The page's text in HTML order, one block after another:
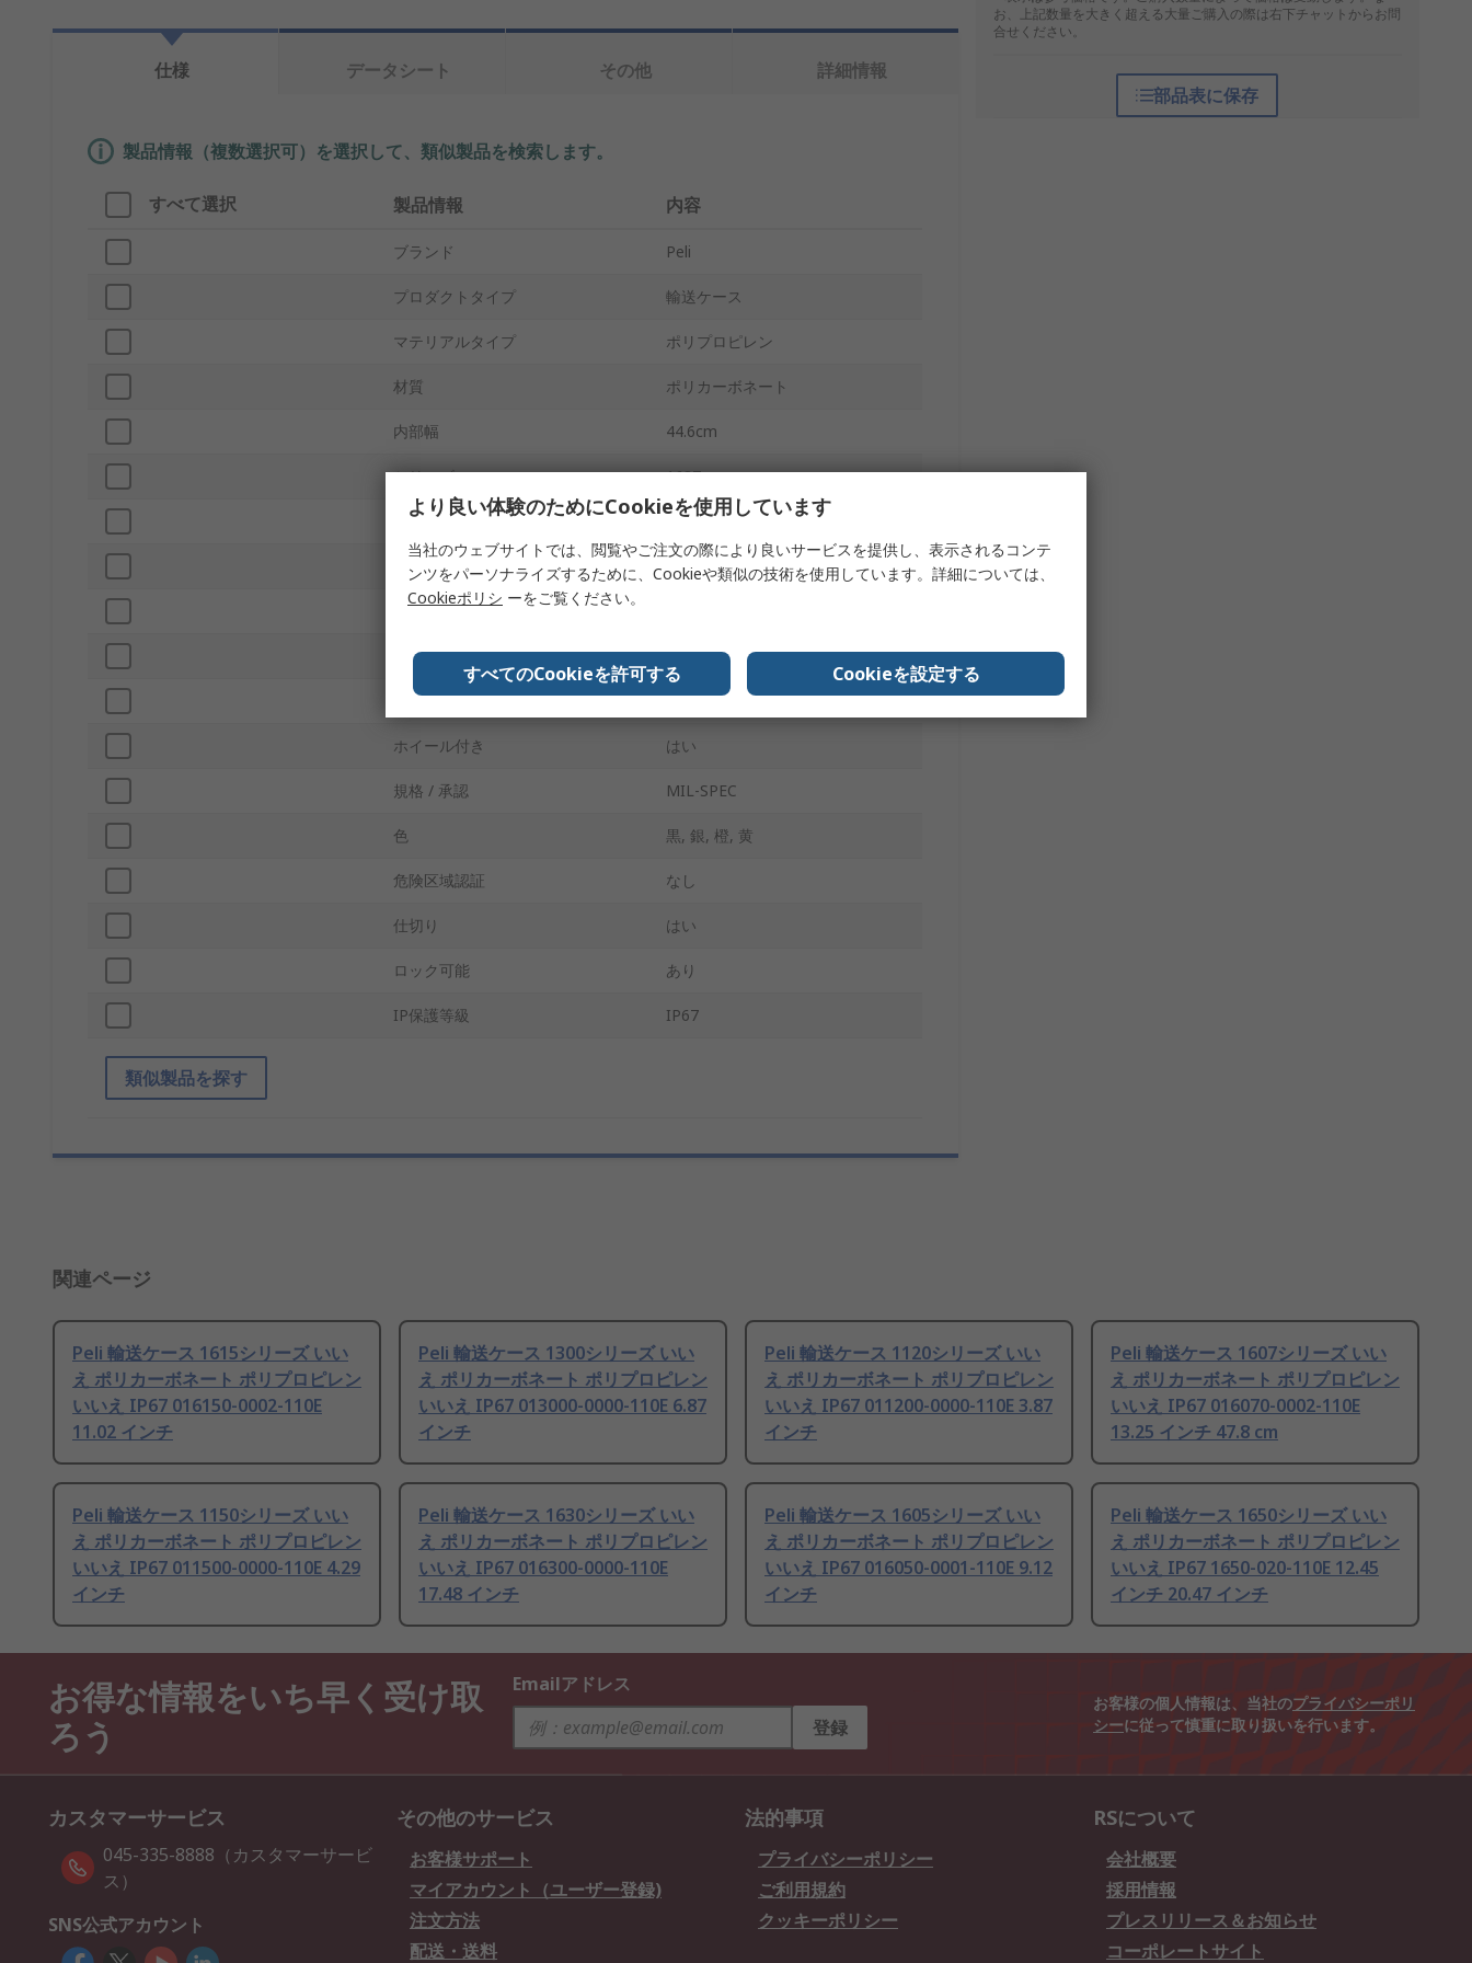
お、上記数量を大きく超える大量ご購入の際は右下チャットからお問
合せください。
部品表に保存
仕様 データシート その他 詳細情報
製品情報（複数選択可）を選択して、類似製品を検索します。
すべて選択 製品情報 内容
ブランド Peli
プロダクトタイプ 輸送ケース
マテリアルタイプ ポリプロピレン
材質 ポリカーボネート
内部幅 44.6cm
シリーズ 1637
内部深さ 337mm
防水 いいえ
外形の奥行き
フォーム、 はい
ケース重量 19.40lb
ホイール付き はい
規格 / 承認 MIL-SPEC
色 黒, 銀, 橙, 黄
危険区域認証 なし
仕切り はい
ロック可能 あり
IP保護等級 IP67
類似製品を探す
関連ページ
Peli 輸送ケース 1615シリーズ いい
え ポリカーボネート ポリプロピレン
いいえ IP67 016150-0002-110E
11.02 インチ
Peli 輸送ケース 1300シリーズ いい
え ポリカーボネート ポリプロピレン
いいえ IP67 013000-0000-110E 6.87
インチ
Peli 輸送ケース 1120シリーズ いい
え ポリカーボネート ポリプロピレン
いいえ IP67 011200-0000-110E 3.87
インチ
Peli 輸送ケース 1607シリーズ いい
え ポリカーボネート ポリプロピレン
いいえ IP67 016070-0002-110E
13.25 インチ 47.8 cm
Peli 輸送ケース 1150シリーズ いい
え ポリカーボネート ポリプロピレン
いいえ IP67 011500-0000-110E 4.29
インチ
Peli 輸送ケース 1630シリーズ いい
え ポリカーボネート ポリプロピレン
いいえ IP67 016300-0000-110E
17.48 インチ
Peli 輸送ケース 1605シリーズ いい
え ポリカーボネート ポリプロピレン
いいえ IP67 016050-0001-110E 9.12
インチ
Peli 輸送ケース 1650シリーズ いい
え ポリカーボネート ポリプロピレン
いいえ IP67 1650-020-110E 12.45
インチ 20.47 インチ
お得な情報をいち早く受け取
ろう
Emailアドレス
登録
お客様の個人情報は、当社のプライバシーポリ
シーに従って慎重に取り扱いを行います。
カスタマーサービス
045-335-8888（カスタマーサービ
ス）
SNS公式アカウント
その他のサービス
お客様サポート
マイアカウント（ユーザー登録)
注文方法
配送・送料
法的事項
プライバシーポリシー
ご利用規約
クッキーポリシー
RSについて
会社概要
採用情報
プレスリリース＆お知らせ
コーポレートサイト
より良い体験のためにCookieを使用しています
当社のウェブサイトでは、閲覧やご注文の際により良いサービスを提供し、表示されるコンテ
ンツをパーソナライズするために、Cookieや類似の技術を使用しています。詳細については、
Cookieポリシ ーをご覧ください。
すべてのCookieを許可する Cookieを設定する